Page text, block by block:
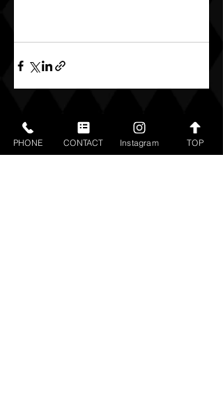
最新記事
PHONE CONTACT Instagram TOP